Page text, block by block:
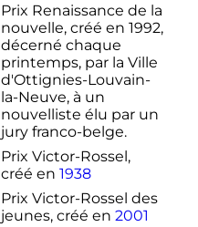
Prix Renaissance de la
nouvelle, créé en 1992,
décerné chaque
printemps, par la Ville
d'Ottignies-Louvain-
la-Neuve, à un
nouvelliste élu par un
jury franco-belge.
Prix Victor-Rossel,
créé en 1938
Prix Victor-Rossel des
jeunes, créé en 2001